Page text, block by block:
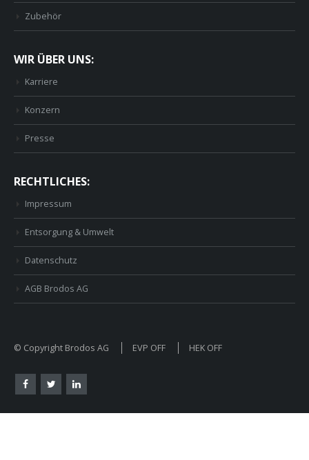
Zubehör
WIR ÜBER UNS:
Karriere
Konzern
Presse
RECHTLICHES:
Impressum
Entsorgung & Umwelt
Datenschutz
AGB Brodos AG
© Copyright Brodos AG EVP OFF HEK OFF